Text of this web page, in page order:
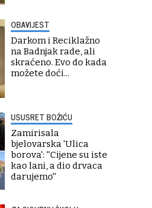
OBAVIJEST
Darkom i Reciklažno
na Badnjak rade, ali
skraćeno. Evo do kada
možete doći...
USUSRET BOŽIĆU
Zamirisala
bjelovarska 'Ulica
borova': ''Cijene su iste
kao lani, a dio drvaca
darujemo''